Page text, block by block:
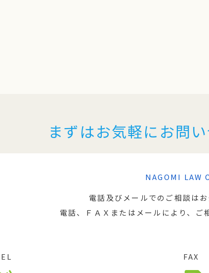
まずはお気軽にお問
NAGOMI LAW
電話及びメールでのご相談は
電話、ＦＡＸまたはメールにより、ご
FAX